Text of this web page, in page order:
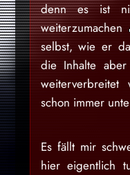
denn es ist
weiterzumachen
selbst, wie er
die Inhalte
schon immer
Es fällt mir
hier eigentlich